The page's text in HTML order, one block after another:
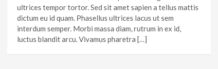
ultrices tempor tortor. Sed sit amet sapien a tellus mattis
dictum eu id quam. Phasellus ultrices lacus ut sem
interdum semper. Morbi massa diam, rutrum in ex id,
luctus blandit arcu. Vivamus pharetra […]